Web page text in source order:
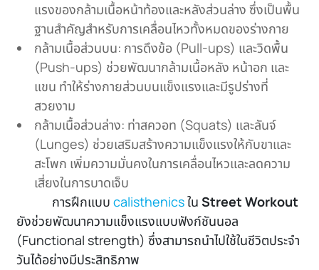
แรงของกล้ามเนื้อหน้าท้องและหลังส่วนล่าง ซึ่งเป็นพื้น
ฐานสำคัญสำหรับการเคลื่อนไหวทั้งหมดของร่างกาย
กล้ามเนื้อส่วนบน: การดึงข้อ (Pull-ups) และวิดพื้น
(Push-ups) ช่วยพัฒนากล้ามเนื้อหลัง หน้าอก และ
แขน ทำให้ร่างกายส่วนบนแข็งแรงและมีรูปร่างที่
สวยงาม
กล้ามเนื้อส่วนล่าง: ท่าสควอท (Squats) และลันจ์
(Lunges) ช่วยเสริมสร้างความแข็งแรงให้กับขาและ
สะโพก เพิ่มความมั่นคงในการเคลื่อนไหวและลดความ
เสี่ยงในการบาดเจ็บ
การฝึกแบบcalisthenicsในStreet Workout
ยังช่วยพัฒนาความแข็งแรงแบบฟังก์ชันนอล
(Functional strength) ซึ่งสามารถนำไปใช้ในชีวิตประจำ
วันได้อย่างมีประสิทธิภาพ